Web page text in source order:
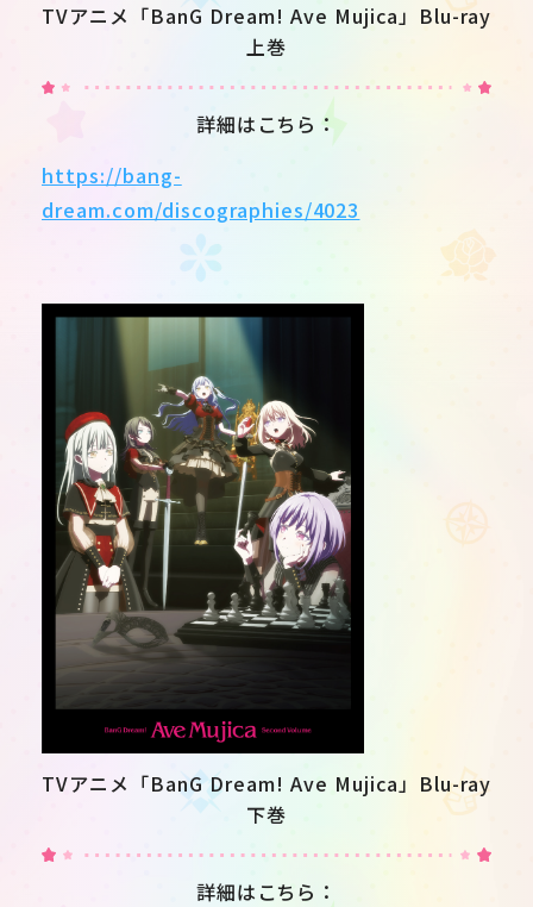
JPEN
TVアニメ「BanG Dream! Ave Mujica」Blu-ray
上巻
詳細はこちら：
https://bang-
dream.com/discographies/4023
TVアニメ「BanG Dream! Ave Mujica」Blu-ray
下巻
詳細はこちら：